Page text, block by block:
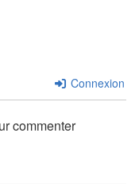
Connexion
commenter